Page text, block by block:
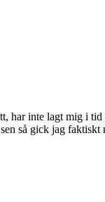
har inte lagt mig i
så gick jag faktiskt